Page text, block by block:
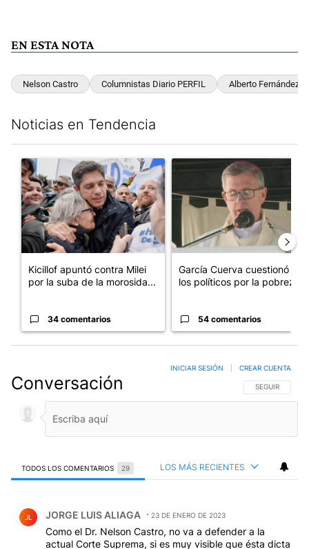
EN ESTA NOTA
Nelson Castro Columnistas Diario PERFIL Alberto Fernández
Noticias en Tendencia
Un artículo de tendencia con el título "Kicillof apuntó contra
Kicillof apuntó contra Milei
por la suba de la morosida...
34 comentarios
Un artículo de tendencia con
García Cuerva cuestionó a
los políticos por la pobreza
54 comentarios
Conversación SIGA ESTA
SEGUIR
INICIAR SESIÓN CREAR CUENTA
TODOS LOS COMENTARIOS 29 LOS MÁS RECIENTES
JL JORGE LUIS ALIAGA 23 DE ENERO DE 2023
Como el Dr. Nelson Castro, no va a defender a la
actual Corte Suprema, si es muy visible que ésta dicta